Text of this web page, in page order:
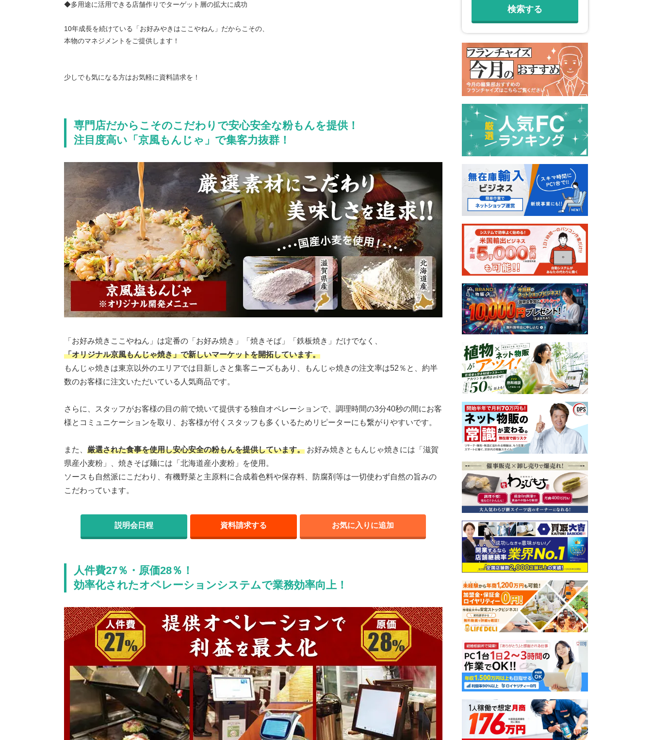
◆多用途に活用できる店舗作りでターゲット層の拡大に成功
10年成長を続けている「お好みやきはここやねん」だからこその、
本物のマネジメントをご提供します！
少しでも気になる方はお気軽に資料請求を！
専門店だからこそのこだわりで安心安全な粉もんを提供！
注目度高い「京風もんじゃ」で集客力抜群！
「お好み焼きここやねん」は定番の「お好み焼き」「焼きそば」「鉄板焼き」だけでなく、
「オリジナル京風もんじゃ焼き」で新しいマーケットを開拓しています。
もんじゃ焼きは東京以外のエリアでは目新しさと集客ニーズもあり、もんじゃ焼きの注文率は52％と、約半
数のお客様に注文いただいている人気商品です。
さらに、スタッフがお客様の目の前で焼いて提供する独自オペレーションで、調理時間の3分40秒の間にお客
様とコミュニケーションを取り、お客様が付くスタッフも多くいるためリピーターにも繋がりやすいです。
また、 厳選された食事を使用し安心安全の粉もんを提供しています。 お好み焼きともんじゃ焼きには「滋賀
県産小麦粉」、焼きそば麺には「北海道産小麦粉」を使用。
ソースも自然派にこだわり、有機野菜と主原料に合成着色料や保存料、防腐剤等は一切使わず自然の旨みの
こだわっています。
説明会日程 資料請求する お気に入りに追加
人件費27％・原価28％！
効率化されたオペレーションシステムで業務効率向上！